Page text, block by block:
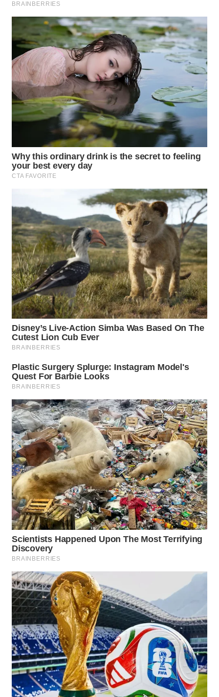
LANGKAT
WN
TAPANULI
SELATAN
WN
TANJUNG
LESUNG
WN
SIMALUNGUN
LABUHANBATU
WN
TAPANULI
TENGAH
WN DELI
SERDANG
WN
TEBING
TINGGI
WN
PAKPAK
WN
KARAWANG
WN
BEKASI
WN
BOGOR
WN
DEPOK
WN
TAPANULI
WN
SAMOSIR
WN
PADANG
LAWAS
WN
SUMEDANG